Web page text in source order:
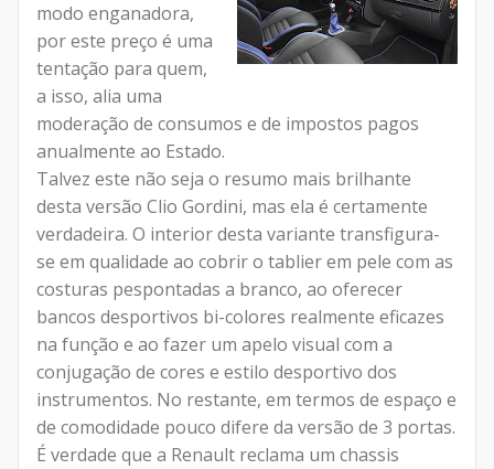
modo enganadora,
por este preço é uma
tentação para quem,
a isso, alia uma
moderação de consumos e de impostos pagos
anualmente ao Estado.
Talvez este não seja o resumo mais brilhante
desta versão Clio Gordini, mas ela é certamente
verdadeira. O interior desta variante transfigura-
se em qualidade ao cobrir o tablier em pele com as
costuras pespontadas a branco, ao oferecer
bancos desportivos bi-colores realmente eficazes
na função e ao fazer um apelo visual com a
conjugação de cores e estilo desportivo dos
instrumentos. No restante, em termos de espaço e
de comodidade pouco difere da versão de 3 portas.
É verdade que a Renault reclama um chassis